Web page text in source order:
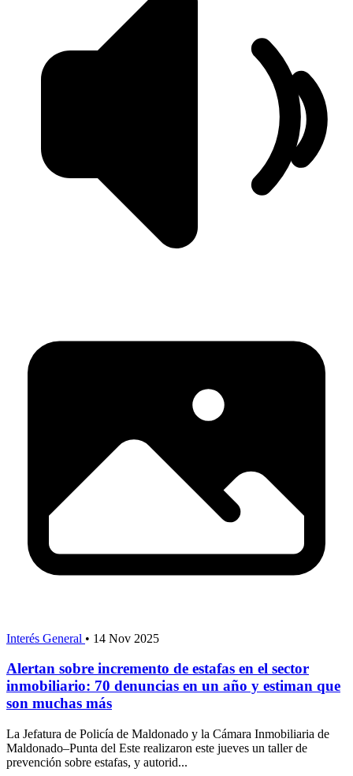
Interés General • 14 Nov 2025
Alertan sobre incremento de estafas en el sector
inmobiliario: 70 denuncias en un año y estiman que
son muchas más
La Jefatura de Policía de Maldonado y la Cámara Inmobiliaria de
Maldonado–Punta del Este realizaron este jueves un taller de
prevención sobre estafas, y autorid...